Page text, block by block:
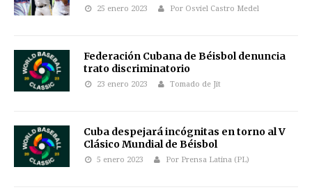
25 enero 2023 Por Osviel Castro Medel
Federación Cubana de Béisbol denuncia
trato discriminatorio
23 enero 2023 Tomado de Jit
Cuba despejará incógnitas en torno al V
Clásico Mundial de Béisbol
5 enero 2023 Por Prensa Latina (PL)